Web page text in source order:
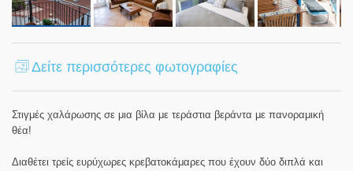
Δείτε περισσότερες φωτογραφίες
Στιγμές χαλάρωσης σε μια βίλα με τεράστια βεράντα με πανοραμική
θέα!
Διαθέτει τρείς ευρύχωρες κρεβατοκάμαρες που έχουν δύο διπλά και